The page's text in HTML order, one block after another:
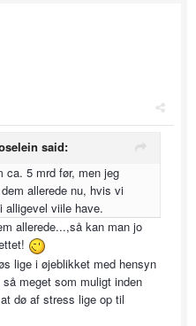
said:
ca. 5 mrd før, men jeg
allerede nu, hvis vi
alligevel viile have.
allerede...,så kan man jo
lige i øjeblikket med hensyn
meget som muligt inden
dø af stress lige op til